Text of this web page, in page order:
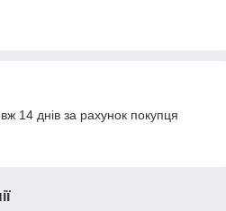
14 днів за рахунок покупця